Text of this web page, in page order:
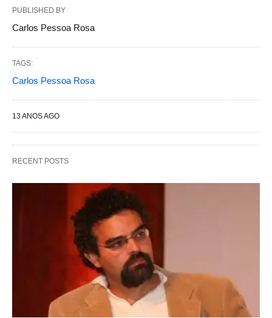
PUBLISHED BY
Carlos Pessoa Rosa
TAGS:
Carlos Pessoa Rosa
13 ANOS AGO
RECENT POSTS